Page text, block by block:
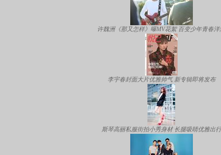
许魏洲《那又怎样》曝MV花絮 百变少年青春洋
李宇春封面大片优雅帅气 新专辑即将发布
斯琴高丽私服街拍小秀身材 长腿吸睛优雅出行